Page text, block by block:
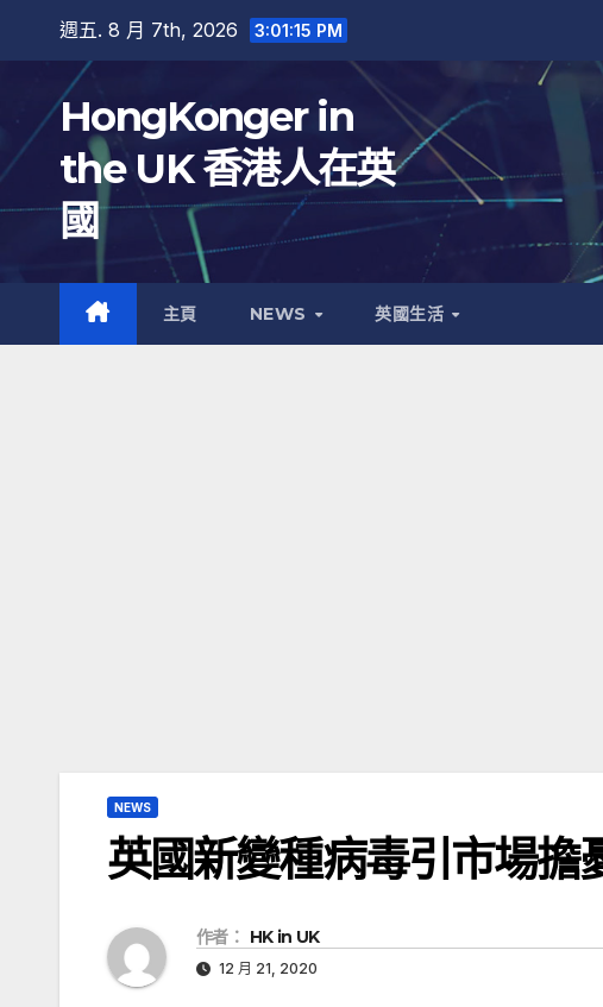
週五. 8 月 7th, 2026 3:01:16 PM
HongKonger in
the UK 香港人在英
國
主頁 NEWS 英國生活
NEWS
英國新變種病毒引市場擔
作者： HK in UK
12 月 21, 2020